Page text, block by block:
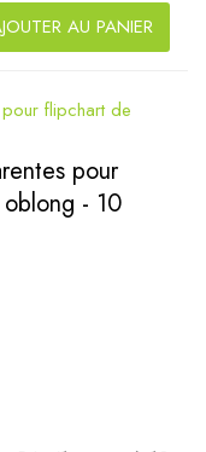
AU PANIER
pour
- 10